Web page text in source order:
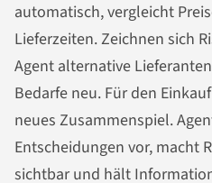
automatisch, vergleicht
Lieferzeiten. Zeichnen sich
Agent alternative
Bedarfe neu. Für den
neues Zusammenspiel.
Entscheidungen vor, macht
sichtbar und hält